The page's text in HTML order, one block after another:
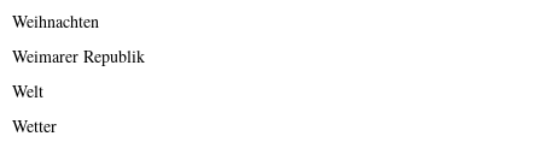
Weihnachten
Weimarer Republik
Welt
Wetter